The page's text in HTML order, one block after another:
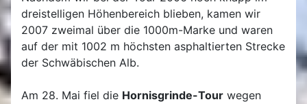
dreistelligen Höhenbereich blieben, kamen wir
2007 zweimal über die 1000m-Marke und waren
auf der mit 1002 m höchsten asphaltierten Strecke
der Schwäbischen Alb.
Am 28. Mai fiel die Hornisgrinde-Tour wegen